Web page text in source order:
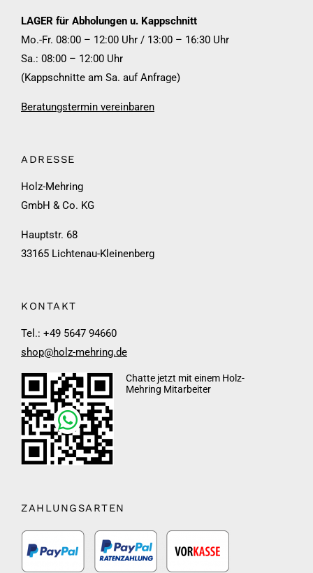
LAGER für Abholungen u. Kappschnitt
Mo.-Fr. 08:00 – 12:00 Uhr / 13:00 – 16:30 Uhr
Sa.: 08:00 – 12:00 Uhr
(Kappschnitte am Sa. auf Anfrage)
Beratungstermin vereinbaren
ADRESSE
Holz-Mehring
GmbH & Co. KG
Hauptstr. 68
33165 Lichtenau-Kleinenberg
KONTAKT
Tel.: +49 5647 94660
shop@holz-mehring.de
Chatte jetzt mit einem Holz-
Mehring Mitarbeiter
ZAHLUNGSARTEN